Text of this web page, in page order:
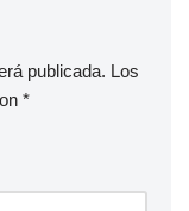
publicada. Los
*